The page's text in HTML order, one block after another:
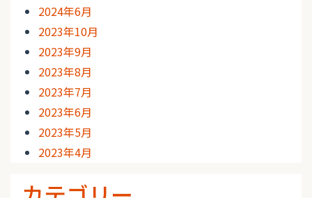
2024年6月
2023年10月
2023年9月
2023年8月
2023年7月
2023年6月
2023年5月
2023年4月